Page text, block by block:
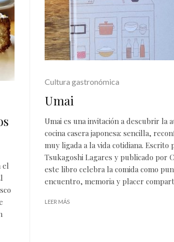
el
Cultura gastronómica
Umai
Umai es una invitación a descubrir la
cocina casera japonesa: sencilla,
muy ligada a la vida cotidiana. Escrito
Tsukagoshi Lagares y publicado por
este libro celebra la comida como
encuentro, memoria y placer
LEER MÁS